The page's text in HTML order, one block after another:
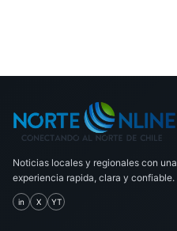
Noticias locales y regionales con una
experiencia rapida, clara y confiable.
in X YT